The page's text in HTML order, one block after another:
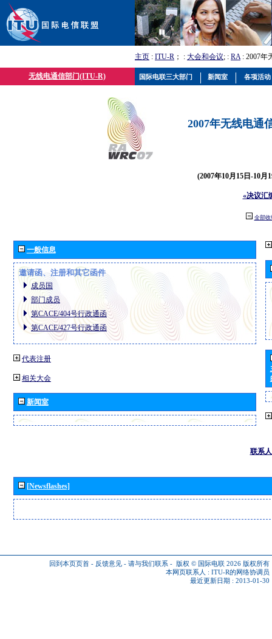
主页 : ITU-R ； : 大会和会议; : RA: 2007年
无线电通信部门(ITU-R)
2007年无线电通
(2007年10月15日-10月
«决议汇
全部收
一般信息
邀请函、注册和其它函件
成员国
部门成员
第CACE/404号行政通函
第CACE/427号行政通函
代表注册
相关大会
新闻室
联系人
[Newsflashes]
回到本页页首 - 反馈意见 - 请与我们联系 - 版权 © 国际电联 2026 版权所有
本网页联系人 : ITU-R的网络协调员
最近更新日期 : 2013-01-30
国际电联三大部门 新闻室 各项活动